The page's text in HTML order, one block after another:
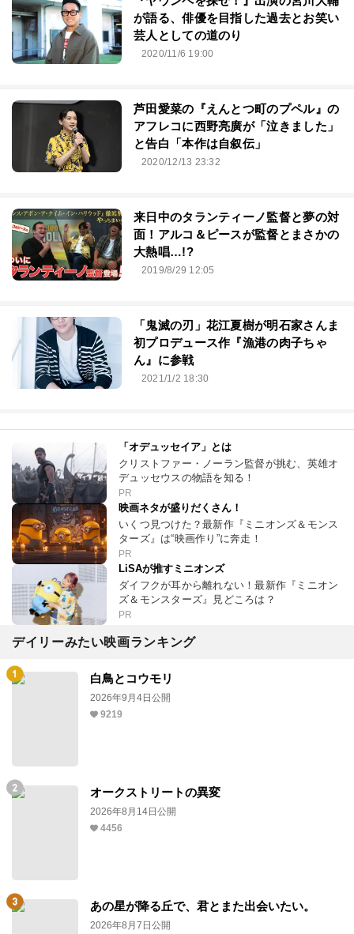
が語る、俳優を目指した過去とお笑い
芸人としての道のり
2020/11/6 19:00
芦田愛菜の『えんとつ町のプペル』の
アフレコに西野亮廣が「泣きました」
と告白「本作は自叙伝」
2020/12/13 23:32
来日中のタランティーノ監督と夢の対
面！アルコ＆ピースが監督とまさかの
大熱唱…!?
2019/8/29 12:05
「鬼滅の刃」花江夏樹が明石家さんま
初プロデュース作『漁港の肉子ちゃ
ん』に参戦
2021/1/2 18:30
「オデュッセイア」とは
クリストファー・ノーラン監督が挑む、英雄オ
デュッセウスの物語を知る！
PR
映画ネタが盛りだくさん！
いくつ見つけた？最新作『ミニオンズ＆モンス
ターズ』は“映画作り”に奔走！
PR
LiSAが推すミニオンズ
ダイフクが耳から離れない！最新作『ミニオン
ズ＆モンスターズ』見どころは？
PR
デイリーみたい映画ランキング
白鳥とコウモリ
2026年9月4日公開
9219
オークストリートの異変
2026年8月14日公開
4456
あの星が降る丘で、君とまた出会いたい。
2026年8月7日公開